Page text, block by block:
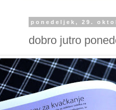
ponedeljek, 29.
dobro jutro